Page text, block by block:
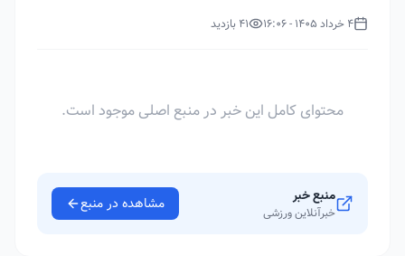
4 خرداد 1405 - 16:06 41 بازدید
محتوای کامل این خبر در منبع اصلی موجود است.
منبع خبر
خبرآنلاین ورزشی مشاهده در منبع